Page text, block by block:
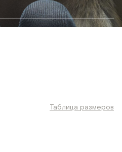
Таблица размеров